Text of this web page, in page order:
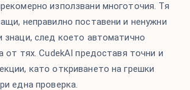
използвани многоточия. Тя
неправилно поставени и ненужни
знаци, след което автоматично
от тях. CudekAI предоставя точни и
като откриването на грешки
една проверка.